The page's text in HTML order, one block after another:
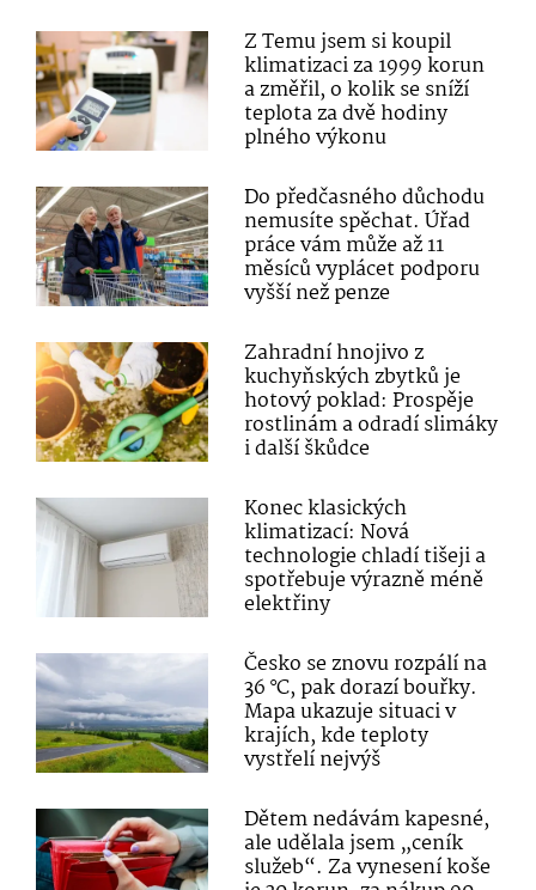
Z Temu jsem si koupil
klimatizaci za 1999 korun
a změřil, o kolik se sníží
teplota za dvě hodiny
plného výkonu
Do předčasného důchodu
nemusíte spěchat. Úřad
práce vám může až 11
měsíců vyplácet podporu
vyšší než penze
Zahradní hnojivo z
kuchyňských zbytků je
hotový poklad: Prospěje
rostlinám a odradí slimáky
i další škůdce
Konec klasických
klimatizací: Nová
technologie chladí tišeji a
spotřebuje výrazně méně
elektřiny
Česko se znovu rozpálí na
36 °C, pak dorazí bouřky.
Mapa ukazuje situaci v
krajích, kde teploty
vystřelí nejvýš
Dětem nedávám kapesné,
ale udělala jsem „ceník
služeb“. Za vynesení koše